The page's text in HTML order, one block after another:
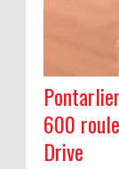
600
Drive